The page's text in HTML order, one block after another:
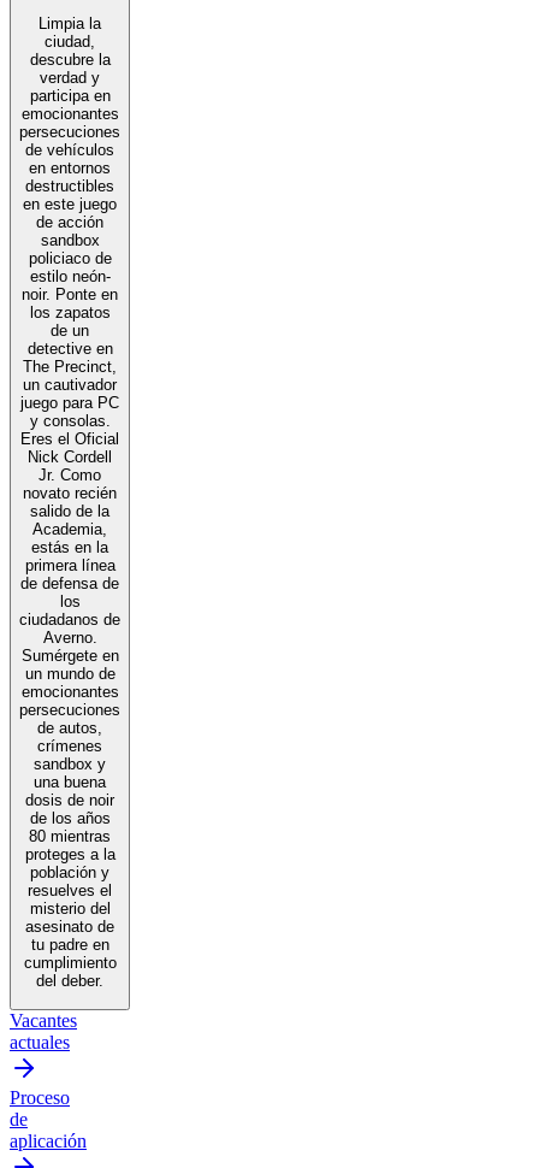
Limpia la
ciudad,
descubre la
verdad y
participa en
emocionantes
persecuciones
de vehículos
en entornos
destructibles
en este juego
de acción
sandbox
policiaco de
estilo neón-
noir. Ponte en
los zapatos
de un
detective en
The Precinct,
un cautivador
juego para PC
y consolas.
Eres el Oficial
Nick Cordell
Jr. Como
novato recién
salido de la
Academia,
estás en la
primera línea
de defensa de
los
ciudadanos de
Averno.
Sumérgete en
un mundo de
emocionantes
persecuciones
de autos,
crímenes
sandbox y
una buena
dosis de noir
de los años
80 mientras
proteges a la
población y
resuelves el
misterio del
asesinato de
tu padre en
cumplimiento
del deber.
Vacantes
actuales
Proceso
de
aplicación